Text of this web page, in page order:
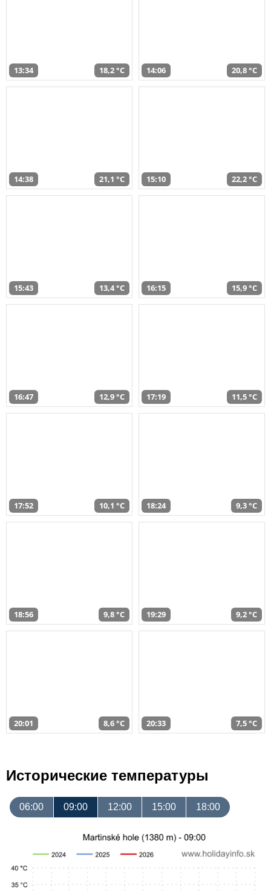
13:34 18,2 °C 14:06 20,8 °C
14:38 21,1 °C 15:10 22,2 °C
15:43 13,4 °C 16:15 15,9 °C
16:47 12,9 °C 17:19 11,5 °C
17:52 10,1 °C 18:24 9,3 °C
18:56 9,8 °C 19:29 9,2 °C
20:01 8,6 °C 20:33 7,5 °C
Исторические температуры
06:00 09:00 12:00 15:00 18:00